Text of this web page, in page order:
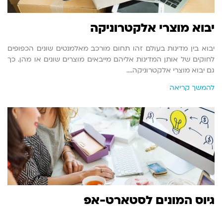
יבוא מוצרי אלקטרוניקה
יבוא בין מדינות בעולם זהו תחום מורכב מאלמנטים שונים הכפופים
לחוקים של אותן המדינות אליהם מייבאים מוצרים שונים או מהן. כך
גם יבוא מוצרי אלקטרוניקה.…
להמשך קריאה
גיוס המונים לסטארט-אפ